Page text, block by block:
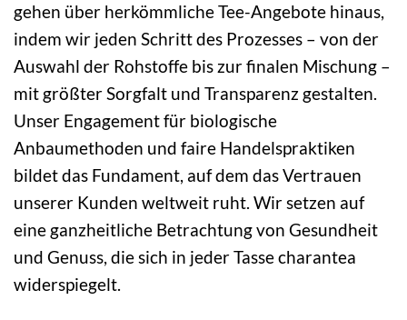
gehen über herkömmliche Tee-Angebote hinaus,
indem wir jeden Schritt des Prozesses – von der
Auswahl der Rohstoffe bis zur finalen Mischung –
mit größter Sorgfalt und Transparenz gestalten.
Unser Engagement für biologische
Anbaumethoden und faire Handelspraktiken
bildet das Fundament, auf dem das Vertrauen
unserer Kunden weltweit ruht. Wir setzen auf
eine ganzheitliche Betrachtung von Gesundheit
und Genuss, die sich in jeder Tasse charantea
widerspiegelt.